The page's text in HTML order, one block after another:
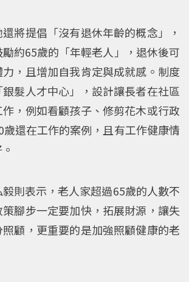
將提倡「沒有退休年齡的概念」，
約65歲的「年輕老人」，退休後可
，且增加自我肯定與成就感。制度
髮人才中心」，設計讓長者在社區
，例如看顧孩子、修剪花木或行政
還在工作的案例，且有工作健康情
則表示，老人家超過65歲的人數不
腳步一定要加快，拓展財源，讓失
顧，更重要的是加強照顧健康的老